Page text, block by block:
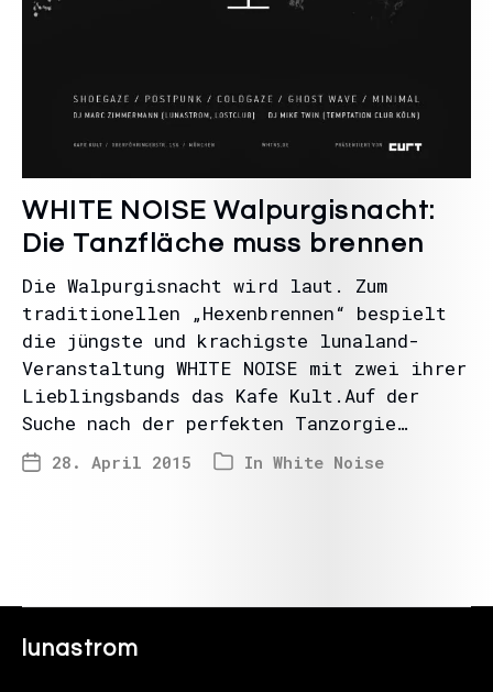
WHITE NOISE Walpurgisnacht:
Die Tanzfläche muss brennen
Die Walpurgisnacht wird laut. Zum
traditionellen „Hexenbrennen“ bespielt
die jüngste und krachigste lunaland-
Veranstaltung WHITE NOISE mit zwei ihrer
Lieblingsbands das Kafe Kult.Auf der
Suche nach der perfekten Tanzorgie…
28. April 2015 In White Noise
lunastrom